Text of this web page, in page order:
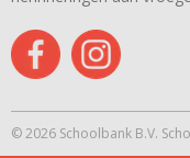
© 2026 Schoolbank B.V.